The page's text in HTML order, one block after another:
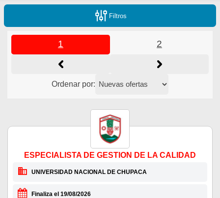
Filtros
1 2
Ordenar por:
ESPECIALISTA DE GESTION DE LA CALIDAD
UNIVERSIDAD NACIONAL DE CHUPACA
Finaliza el 19/08/2026